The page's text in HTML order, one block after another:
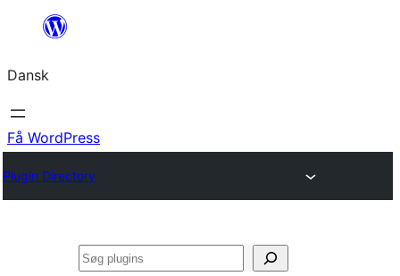
Spring
indhold
Dansk
Få WordPress
Plugin Directory
Søg